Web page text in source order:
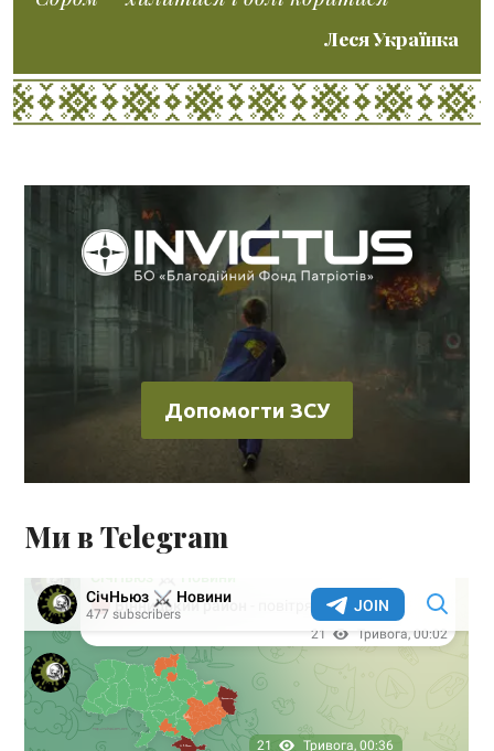
Леся Українка
Допомогти ЗСУ
Ми в Telegram